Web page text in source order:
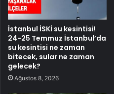
İstanbul İSKİ su kesintisi!
24-25 Temmuz İstanbul’da
su kesintisi ne zaman
bitecek, sular ne zaman
gelecek?
Ağustos 8, 2026